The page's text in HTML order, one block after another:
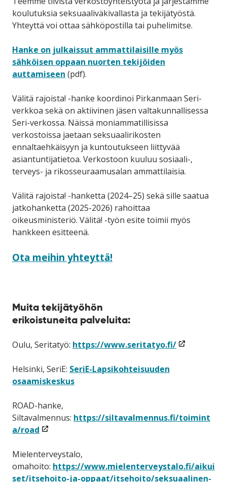
koulutuksia seksuaaliväkivallasta ja tekijätyöstä.
Yhteyttä voi ottaa sähköpostilla tai puhelimitse.
Hanke on julkaissut ammattilaisille myös
sähköisen oppaan nuorten tekijöiden
auttamiseen (pdf).
Välitä rajoista! -hanke koordinoi Pirkanmaan Seri-
verkkoa sekä on aktiivinen jäsen valtakunnallisessa
Seri-verkossa. Näissä moniammatillisissa
verkostoissa jaetaan seksuaalirikosten
ennaltaehkäisyyn ja kuntoutukseen liittyvää
asiantuntijatietoa. Verkostoon kuuluu sosiaali-,
terveys- ja rikosseuraamusalan ammattilaisia.
Välitä rajoista! -hanketta (2024–25) sekä sille saatua
jatkohanketta (2025-2026) rahoittaa
oikeusministeriö. Välitä! -työn esite toimii myös
hankkeen esitteenä.
Ota meihin yhteyttä!
Muita tekijätyöhön
erikoistuneita palveluita:
Oulu, Seritatyö: https://www.seritatyo.fi/(linkki
Helsinki, SeriE: SeriE-Lapsikohteisuuden
osaamiskeskus
ROAD-hanke,
Siltavalmennus: https://siltavalmennus.fi/toimint
a/road (linkki
uuteen
ikkunaan)
Mielenterveystalo,
omahoito: https://www.mielenterveystalo.fi/aikui
set/itsehoito-ja-oppaat/itsehoito/seksuaalinen-